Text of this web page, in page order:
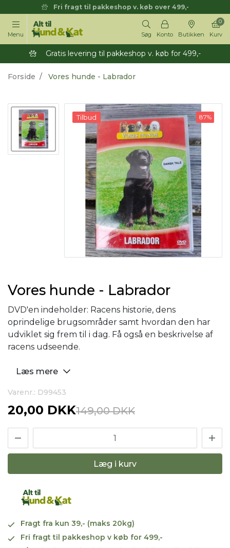
Fri fragt til pakkeshop v. køb over 499,-
Menu Søg Konto Butikken Kurv
0
Gratis levering til pakkeshop v. køb for 499,-
Forside Vores hunde - Labrador
Tilbud 87%
Vores hunde - Labrador
DVD'en indeholder: Racens historie, dens
oprindelige brugsområder samt hvordan den har
udviklet sig frem til i dag. Få også en beskrivelse af
racens udseende.
Læs mere
Varenr.: D99453
20,00 DKK149,00 DKK
Læg i kurv
Fragt fra kun 39,- (maks 20kg)
Fri fragt til pakkeshop v køb for 499,-